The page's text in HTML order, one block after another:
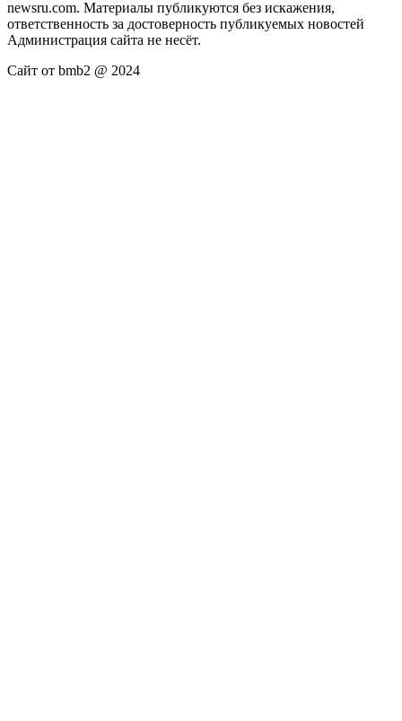
newsru.com. Материалы публикуются без искажения,
ответственность за достоверность публикуемых новостей
Администрация сайта не несёт.
Сайт от bmb2 @ 2024